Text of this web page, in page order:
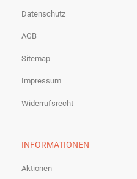
Datenschutz
AGB
Sitemap
Impressum
Widerrufsrecht
INFORMATIONEN
Aktionen